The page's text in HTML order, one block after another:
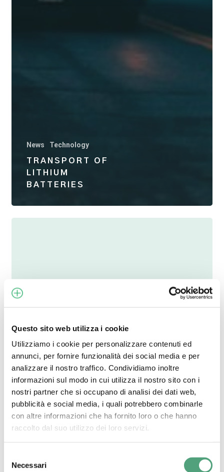
Questo sito web utilizza i cookie
Utilizziamo i cookie per personalizzare contenuti ed
annunci, per fornire funzionalità dei social media e per
analizzare il nostro traffico. Condividiamo inoltre
informazioni sul modo in cui utilizza il nostro sito con i
nostri partner che si occupano di analisi dei dati web,
pubblicità e social media, i quali potrebbero combinarle
con altre informazioni che ha fornito loro o che hanno
raccolto dal suo utilizzo dei loro servizi.
delNecessari
News
Technology
TRANSPORT OF
LITHIUM
BATTERIES
MONITORING
ARCHIMEDE
ENERGIA
BATTERIES